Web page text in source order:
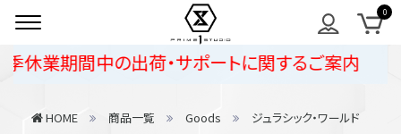
期間中の出荷・サポートに関するご案内
HOME 商品一覧 Goods
ジュラシック・ワールド